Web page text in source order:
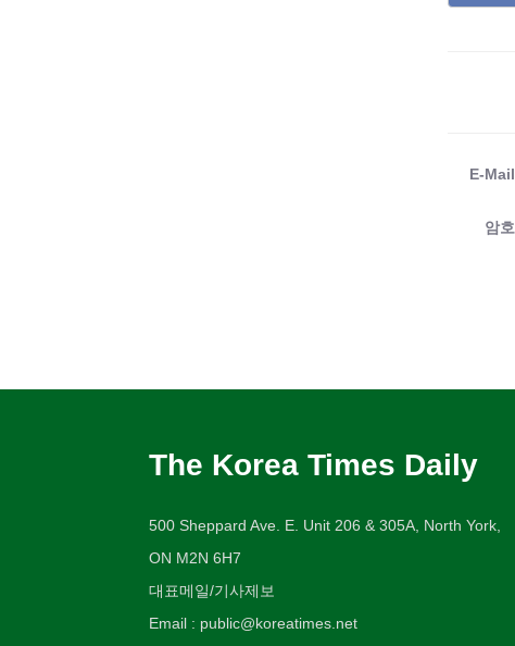
E-Mail
암호
The Korea Times Daily
500 Sheppard Ave. E. Unit 206 & 305A, North York,
ON M2N 6H7
대표메일/기사제보
Email : public@koreatimes.net